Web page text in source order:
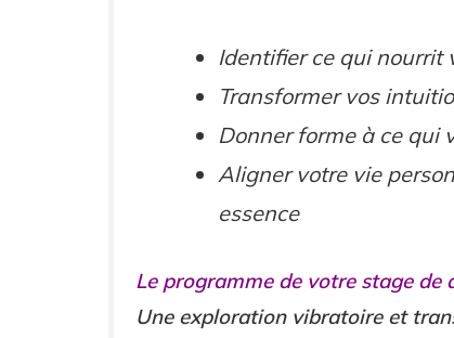
Identifier ce qui
Transformer vos
Donner forme à ce qui
Aligner votre vie
essence
Le programme de votre stage de
Une exploration vibratoire et